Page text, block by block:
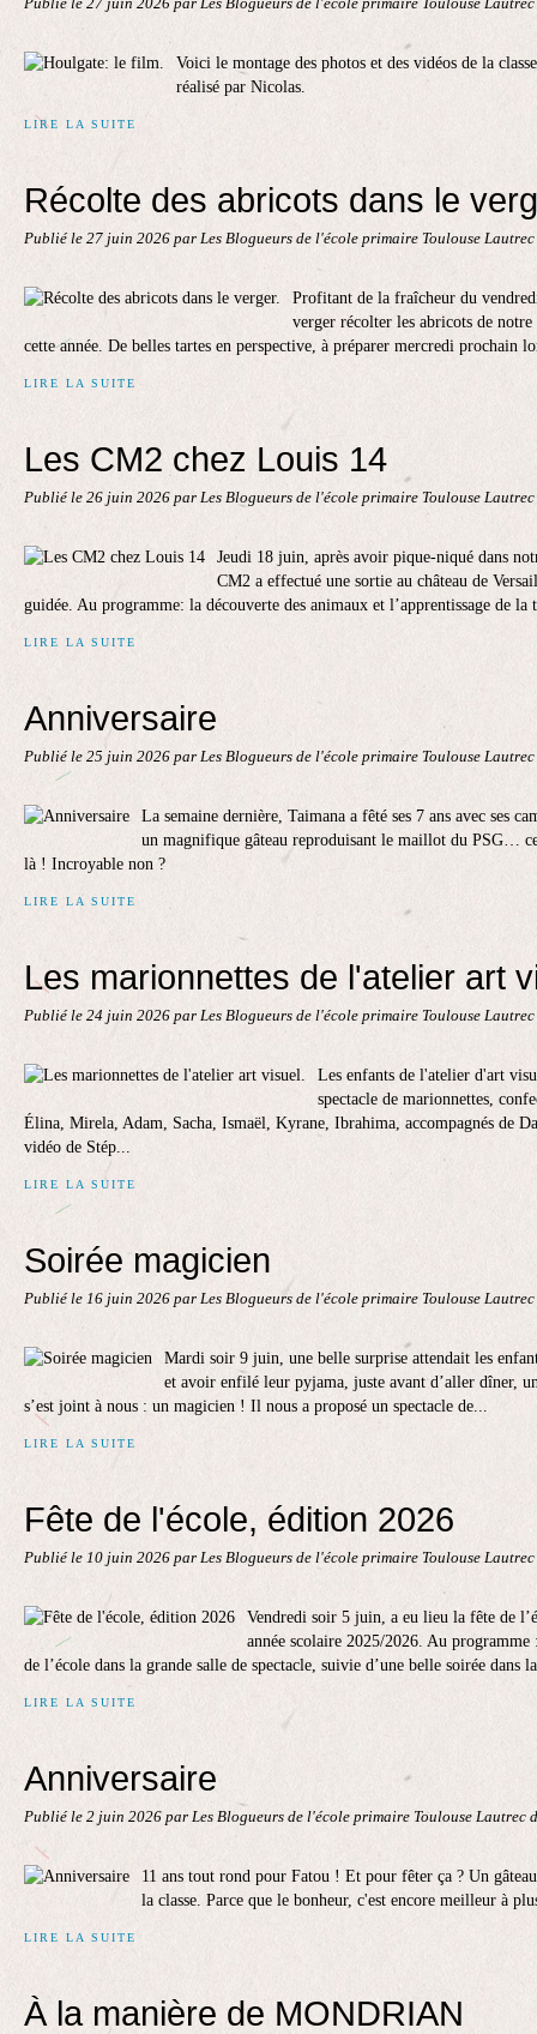
Publié le 27 juin 2026 par Les Blogueurs de l'école primaire Toulouse Lautrec
Voici le montage des photos et des vidéos de la
réalisé par Nicolas.
LIRE LA SUITE
Récolte des abricots dans le
Publié le 27 juin 2026 par Les Blogueurs de l'école primaire Toulouse Lautrec
Profitant de la fraîcheur du
verger récolter les abricots de
cette année. De belles tartes en perspective, à préparer mercredi prochain
LIRE LA SUITE
Les CM2 chez Louis 14
Publié le 26 juin 2026 par Les Blogueurs de l'école primaire Toulouse Lautrec
Jeudi 18 juin, après avoir pique-niqué dans
CM2 a effectué une sortie au château de
guidée. Au programme: la découverte des animaux et l’apprentissage de
LIRE LA SUITE
Anniversaire
Publié le 25 juin 2026 par Les Blogueurs de l'école primaire Toulouse Lautrec
La semaine dernière, Taimana a fêté ses 7 ans avec ses
un magnifique gâteau reproduisant le maillot du PSG…
là ! Incroyable non ?
LIRE LA SUITE
Les marionnettes de l'atelier art
Publié le 24 juin 2026 par Les Blogueurs de l'école primaire Toulouse Lautrec
Les enfants de l'atelier d'art
spectacle de marionnettes,
Élina, Mirela, Adam, Sacha, Ismaël, Kyrane, Ibrahima, accompagnés de
vidéo de Stép...
LIRE LA SUITE
Soirée magicien
Publié le 16 juin 2026 par Les Blogueurs de l'école primaire Toulouse Lautrec
Mardi soir 9 juin, une belle surprise attendait les
et avoir enfilé leur pyjama, juste avant d’aller dîner,
s’est joint à nous : un magicien ! Il nous a proposé un spectacle de...
LIRE LA SUITE
Fête de l'école, édition 2026
Publié le 10 juin 2026 par Les Blogueurs de l'école primaire Toulouse Lautrec
Vendredi soir 5 juin, a eu lieu la fête de
année scolaire 2025/2026. Au
de l’école dans la grande salle de spectacle, suivie d’une belle soirée dans
LIRE LA SUITE
Anniversaire
Publié le 2 juin 2026 par Les Blogueurs de l'école primaire Toulouse Lautrec
11 ans tout rond pour Fatou ! Et pour fêter ça ? Un
la classe. Parce que le bonheur, c'est encore meilleur à
LIRE LA SUITE
À la manière de MONDRIAN